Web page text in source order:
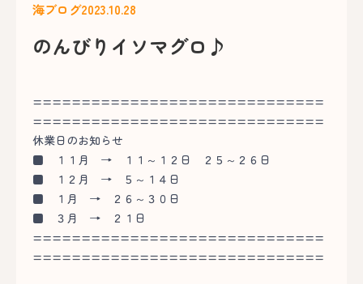
海ブログ2023.10.28
のんびりイソマグロ♪
==============================
==============================
休業日のお知らせ
■ １１月 → １１～１２日 ２５～２６日
■ １２月 → ５～１４日
■ １月 → ２６～３０日
■ ３月 → ２１日
==============================
==============================